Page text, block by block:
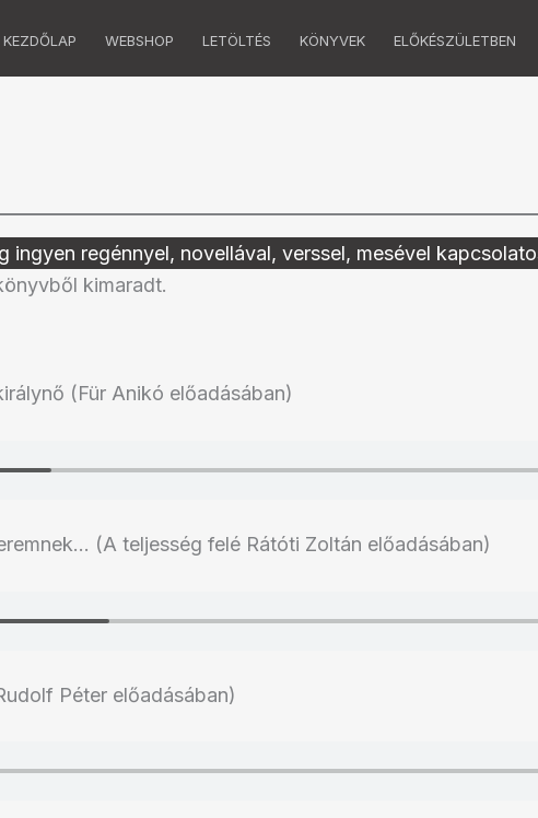
KEZDŐLAP WEBSHOP LETÖLTÉS KÖNYVEK ELŐKÉSZÜLETBEN
ingyen regénnyel, novellával, verssel, mesével
kimaradt.
(Für Anikó előadásában)
(A teljesség felé Rátóti Zoltán előadásában)
Péter előadásában)